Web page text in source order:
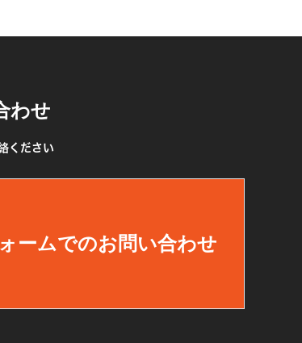
わせ
ください
ームでのお問い合わせ